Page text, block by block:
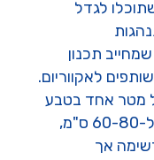
לגדל
תכנון
לאקווריום.
מטר אחד בטבע
ובאקווריום הוא עשוי להגיע ל-60-80 ס"מ,
אך